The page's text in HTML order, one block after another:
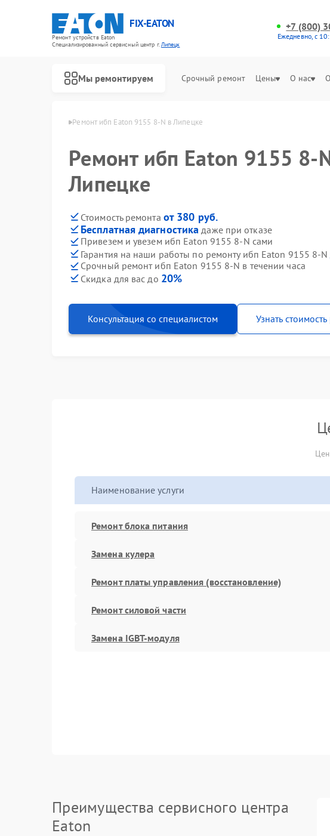
FIX-EATON
Ремонт устройств Eaton
Специализированный cервисный центр г.Липецк
+7 (800)
Ежедневно, с
Мы ремонтируем Срочный ремонт Цены О нас
Eaton в Липецке Ремонт ибп Eaton 9155 8-N в Липецке
Ремонт ибп Eaton 9155 8-
Липецке
Стоимость ремонта от 380 руб.
Бесплатная диагностика даже при отказе
Привезем и увезем ибп Eaton 9155 8-N сами
Гарантия на наши работы по ремонту ибп Eaton 9155 8-N
Срочный ремонт ибп Eaton 9155 8-N в течении часа
Скидка для вас до 20%
Консультация со специалистом Узнать
Наименование услуги
Ремонт блока питания
Замена кулера
Ремонт платы управления (восстановление)
Ремонт силовой части
Замена IGBT-модуля
Преимущества сервисного центра
Eaton